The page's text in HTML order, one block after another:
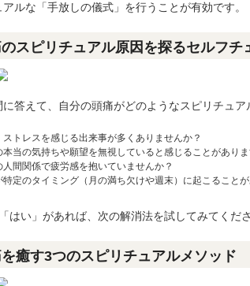
アルな「手放しの儀式」を行うことが有効です。
スピリチュアル原因を探るセルフチ
に答えて、自分の頭痛がどのようなスピリチュ
ストレスを感じる出来事が多くありませんか？
本当の気持ちや願望を無視していると感じることがありま
人間関係で疲労感を抱いていませんか？
特定のタイミング（月の満ち欠けや週末）に起こること
はい」があれば、次の解消法を試してみてくだ
癒す3つのスピリチュアルメソッド